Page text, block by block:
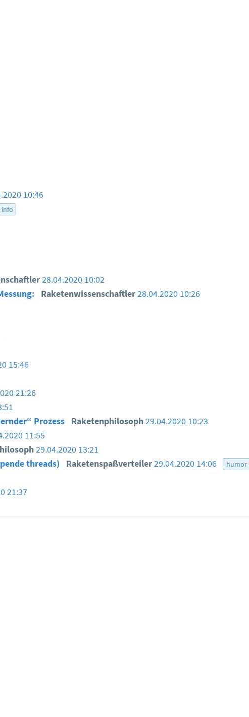
10:46
info
28.04.2020 10:02
Raketenwissenschaftler28.04.2020 10:26
15:46
21:26
Prozess Raketenphilosoph29.04.2020 10:23
11:55
29.04.2020 13:21
threads) Raketenspaßverteiler29.04.2020 14:06 humor
21:37